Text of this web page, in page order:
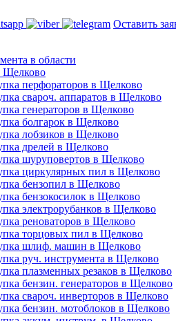
Оставить
в области
Щелково
перфораторов в Щелково
свароч. аппаратов в Щелково
генераторов в Щелково
болгарок в Щелково
лобзиков в Щелково
дрелей в Щелково
шуруповертов в Щелково
циркулярных пил в Щелково
бензопил в Щелково
бензокосилок в Щелково
электрорубанков в Щелково
реноваторов в Щелково
торцовых пил в Щелково
шлиф. машин в Щелково
руч. инструмента в Щелково
плазменных резаков в Щелково
бензин. генераторов в Щелково
свароч. инверторов в Щелково
бензин. мотоблоков в Щелково